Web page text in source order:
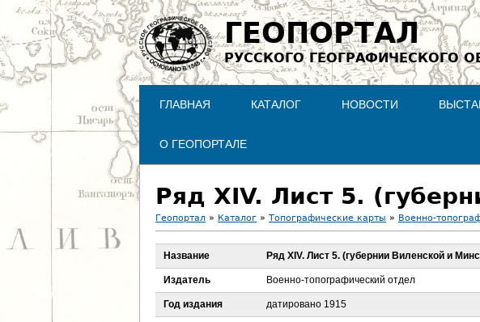
ГЕОПОРТАЛ
РУССКОГО ГЕОГРАФИЧЕСКОГО
ГЛАВНАЯ КАТАЛОГ НОВОСТИ
О ГЕОПОРТАЛЕ
Ряд XIV. Лист 5.
В
ы
Геопортал » Каталог » Топографические карты » Военно-
Название Ряд XIV. Лист 5. (губернии Виленской и
Издатель Военно-топографический отдел
Год издания датировано 1915